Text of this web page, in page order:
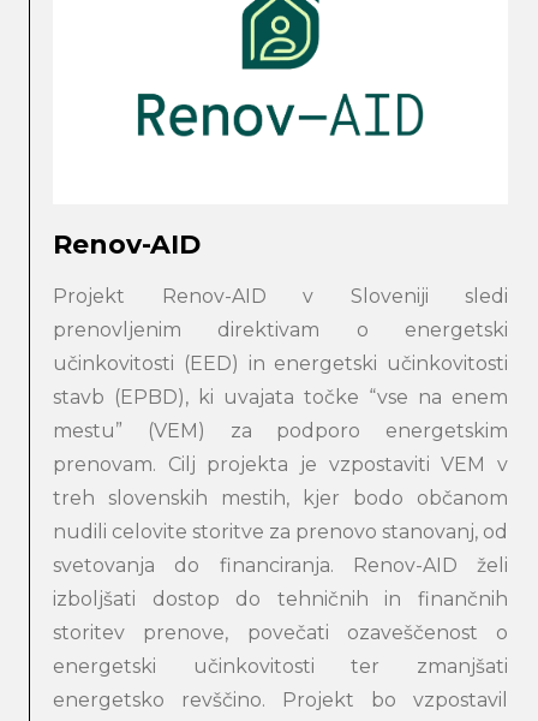
Renov-AID
Projekt Renov-AID v Sloveniji sledi
prenovljenim direktivam o energetski
učinkovitosti (EED) in energetski učinkovitosti
stavb (EPBD), ki uvajata točke “vse na enem
mestu” (VEM) za podporo energetskim
prenovam. Cilj projekta je vzpostaviti VEM v
treh slovenskih mestih, kjer bodo občanom
nudili celovite storitve za prenovo stanovanj, od
svetovanja do financiranja. Renov-AID želi
izboljšati dostop do tehničnih in finančnih
storitev prenove, povečati ozaveščenost o
energetski učinkovitosti ter zmanjšati
energetsko revščino. Projekt bo vzpostavil